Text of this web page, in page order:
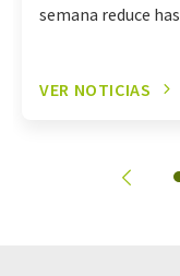
semana reduce
VER NOTICIAS